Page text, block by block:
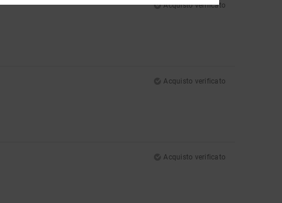
Acquisto verificato
Acquisto verificato
Acquisto verificato